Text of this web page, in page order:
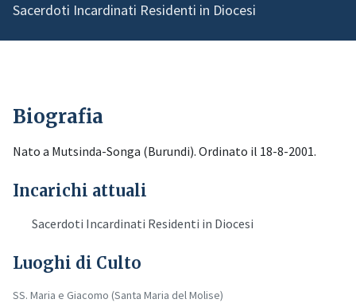
Sacerdoti Incardinati Residenti in Diocesi
Biografia
Nato a Mutsinda-Songa (Burundi). Ordinato il 18-8-2001.
Incarichi attuali
Sacerdoti Incardinati Residenti in Diocesi
Luoghi di Culto
SS. Maria e Giacomo (Santa Maria del Molise)